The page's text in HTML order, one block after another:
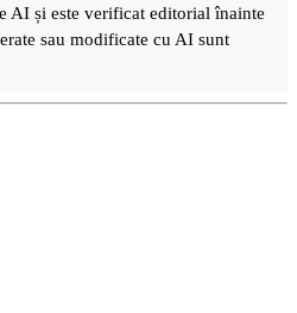
AI și este verificat editorial înainte
sau modificate cu AI sunt